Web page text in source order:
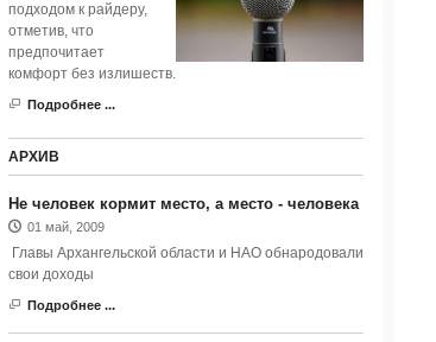
подходом к райдеру,
отметив, что
предпочитает
комфорт без излишеств.
Подробнее ...
АРХИВ
Не человек кормит место, а место - человека
01 май, 2009
Главы Архангельской области и НАО обнародовали
свои доходы
Подробнее ...